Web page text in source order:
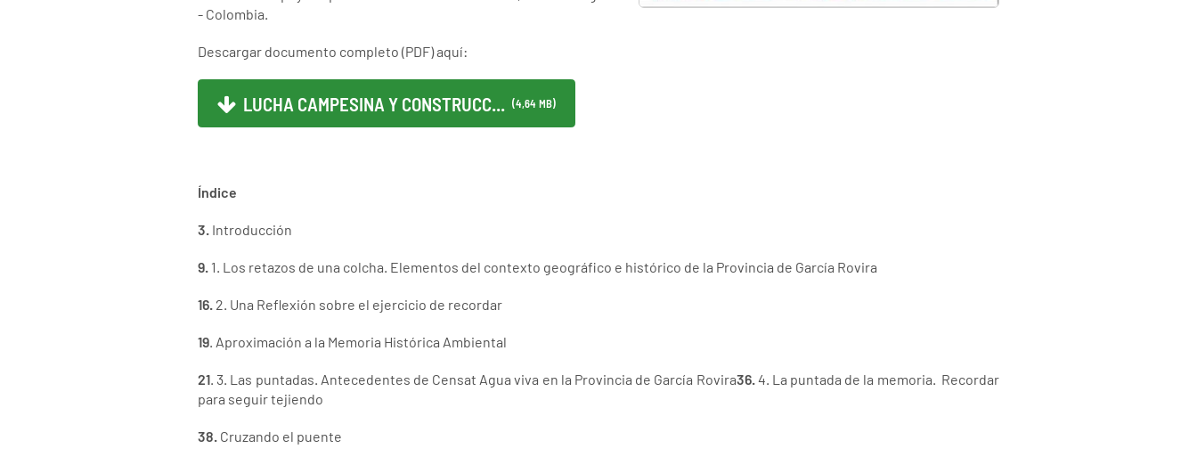
- Colombia.
Descargar documento completo (PDF) aquí:
LUCHA CAMPESINA Y CONSTRUCC... (4,64 MB)
Índice
3. Introducción
9. 1. Los retazos de una colcha. Elementos del contexto geográfico e histórico de la Provincia de García Rovira
16. 2. Una Reflexión sobre el ejercicio de recordar
19. Aproximación a la Memoria Histórica Ambiental
21. 3. Las puntadas. Antecedentes de Censat Agua viva en la Provincia de García Rovira36.4. La puntada de la memoria. Recordar
para seguir tejiendo
38. Cruzando el puente